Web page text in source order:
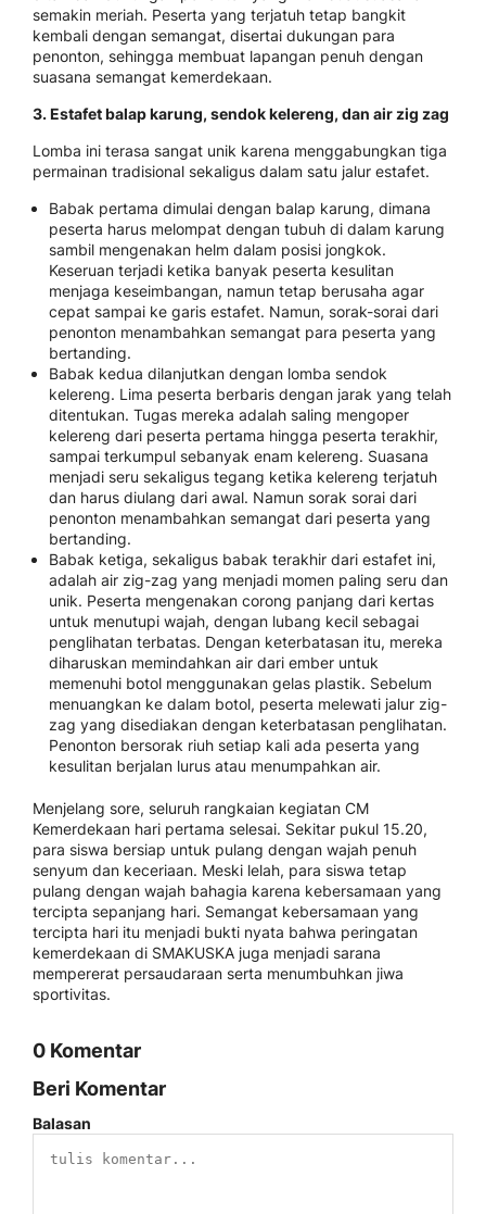
semakin meriah. Peserta yang terjatuh tetap bangkit
kembali dengan semangat, disertai dukungan para
penonton, sehingga membuat lapangan penuh dengan
suasana semangat kemerdekaan.
3. Estafet balap karung, sendok kelereng, dan air zig zag
Lomba ini terasa sangat unik karena menggabungkan tiga
permainan tradisional sekaligus dalam satu jalur estafet.
Babak pertama dimulai dengan balap karung, dimana
peserta harus melompat dengan tubuh di dalam karung
sambil mengenakan helm dalam posisi jongkok.
Keseruan terjadi ketika banyak peserta kesulitan
menjaga keseimbangan, namun tetap berusaha agar
cepat sampai ke garis estafet. Namun, sorak-sorai dari
penonton menambahkan semangat para peserta yang
bertanding.
Babak kedua dilanjutkan dengan lomba sendok
kelereng. Lima peserta berbaris dengan jarak yang telah
ditentukan. Tugas mereka adalah saling mengoper
kelereng dari peserta pertama hingga peserta terakhir,
sampai terkumpul sebanyak enam kelereng. Suasana
menjadi seru sekaligus tegang ketika kelereng terjatuh
dan harus diulang dari awal. Namun sorak sorai dari
penonton menambahkan semangat dari peserta yang
bertanding.
Babak ketiga, sekaligus babak terakhir dari estafet ini,
adalah air zig-zag yang menjadi momen paling seru dan
unik. Peserta mengenakan corong panjang dari kertas
untuk menutupi wajah, dengan lubang kecil sebagai
penglihatan terbatas. Dengan keterbatasan itu, mereka
diharuskan memindahkan air dari ember untuk
memenuhi botol menggunakan gelas plastik. Sebelum
menuangkan ke dalam botol, peserta melewati jalur zig-
zag yang disediakan dengan keterbatasan penglihatan.
Penonton bersorak riuh setiap kali ada peserta yang
kesulitan berjalan lurus atau menumpahkan air.
Menjelang sore, seluruh rangkaian kegiatan CM
Kemerdekaan hari pertama selesai. Sekitar pukul 15.20,
para siswa bersiap untuk pulang dengan wajah penuh
senyum dan keceriaan. Meski lelah, para siswa tetap
pulang dengan wajah bahagia karena kebersamaan yang
tercipta sepanjang hari. Semangat kebersamaan yang
tercipta hari itu menjadi bukti nyata bahwa peringatan
kemerdekaan di SMAKUSKA juga menjadi sarana
mempererat persaudaraan serta menumbuhkan jiwa
sportivitas.
0 Komentar
Beri Komentar
Balasan